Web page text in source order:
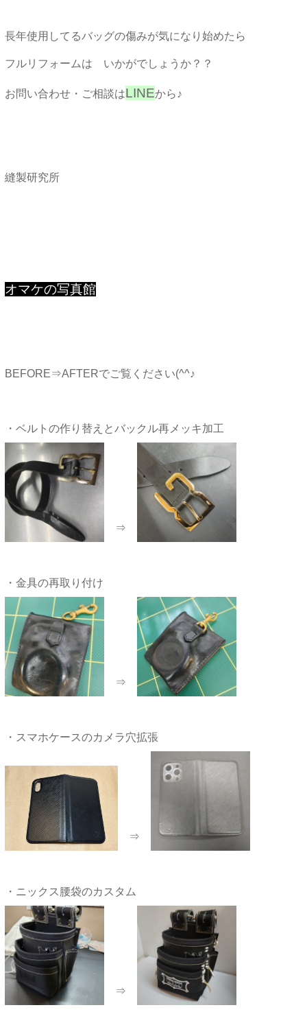
長年使用してるバッグの傷みが気になり始めたら
フルリフォームは いかがでしょうか？？
お問い合わせ・ご相談はLINEから♪
縫製研究所
オマケの写真館
BEFORE⇒AFTERでご覧ください(^^♪
・ベルトの作り替えとバックル再メッキ加工
⇒
・金具の再取り付け
⇒
・スマホケースのカメラ穴拡張
⇒
・ニックス腰袋のカスタム
⇒